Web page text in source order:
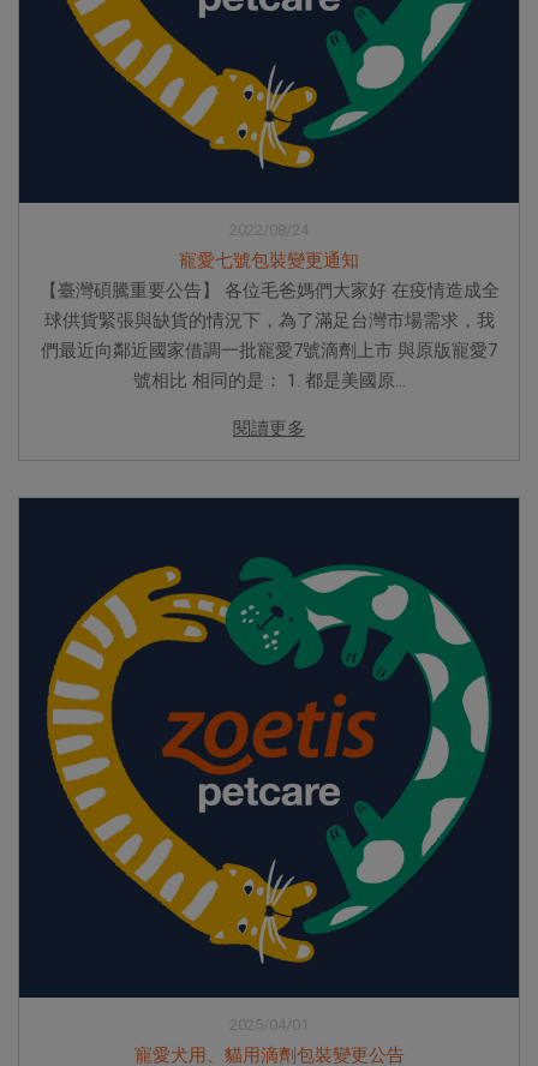
2022/08/24
寵愛七號包裝變更通知
【臺灣碩騰重要公告】 各位毛爸媽們大家好 在疫情造成全
球供貨緊張與缺貨的情況下，為了滿足台灣市場需求，我
們最近向鄰近國家借調一批寵愛7號滴劑上市 與原版寵愛7
號相比 相同的是： 1. 都是美國原...
閱讀更多
2025/04/01
寵愛犬用、貓用滴劑包裝變更公告